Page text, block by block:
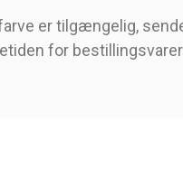
er tilgængelig,
for